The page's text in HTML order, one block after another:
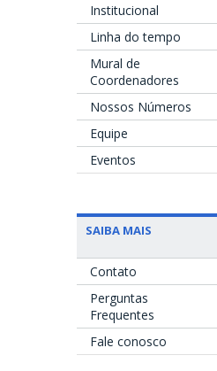
Institucional
Linha do tempo
Mural de
Coordenadores
Nossos Números
Equipe
Eventos
SAIBA MAIS
Contato
Perguntas
Frequentes
Fale conosco